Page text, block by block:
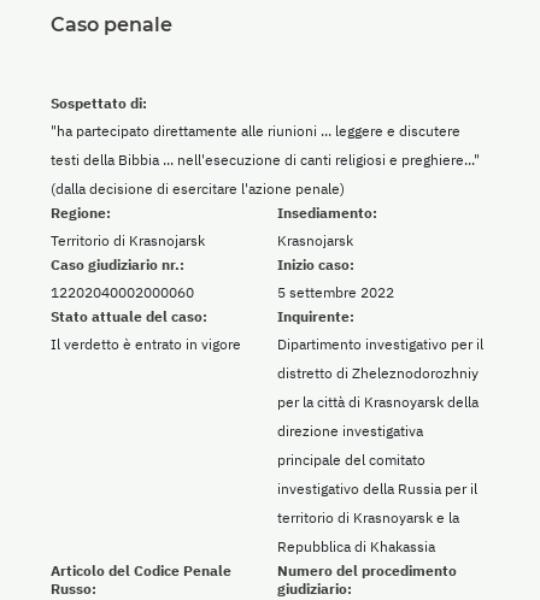
Caso penale
Regione:
Territorio di Krasnojarsk
Insediamento:
Krasnojarsk
Sospettato di:
"ha partecipato direttamente alle riunioni ... leggere e discutere
testi della Bibbia ... nell'esecuzione di canti religiosi e preghiere..."
(dalla decisione di esercitare l'azione penale)
Caso giudiziario nr.:
12202040002000060
Inizio caso:
5 settembre 2022
Stato attuale del caso:
Il verdetto è entrato in vigore
Inquirente:
Dipartimento investigativo per il
distretto di Zheleznodorozhniy
per la città di Krasnoyarsk della
direzione investigativa
principale del comitato
investigativo della Russia per il
territorio di Krasnoyarsk e la
Repubblica di Khakassia
Articolo del Codice Penale
Russo:
Numero del procedimento
giudiziario: